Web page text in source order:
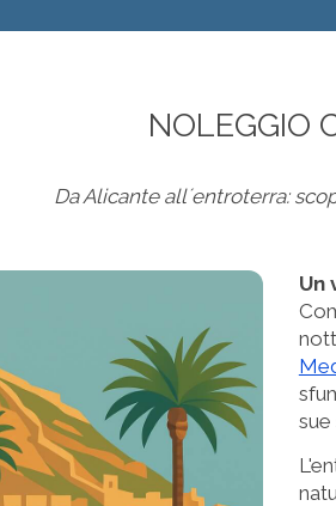
NOLEGGIO
Da Alicante all´entroterra:
Un